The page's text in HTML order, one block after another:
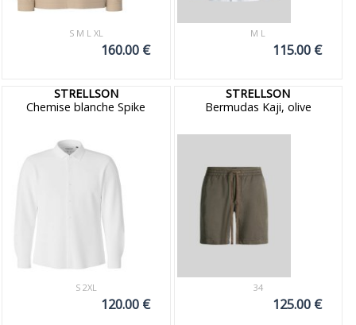
S M L XL
160.00 €
M L
115.00 €
STRELLSON
Chemise blanche Spike
S 2XL
120.00 €
STRELLSON
Bermudas Kaji, olive
34
125.00 €